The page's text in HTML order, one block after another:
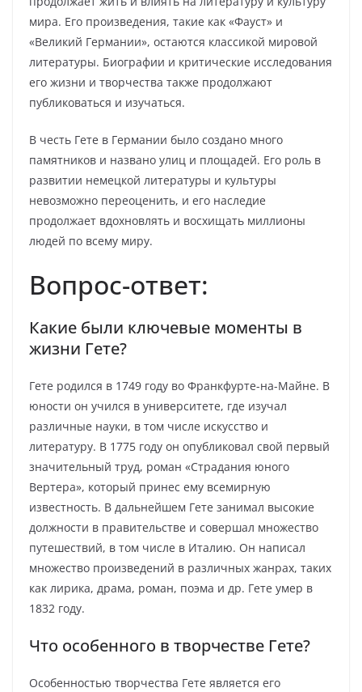
мира. Его произведения, такие как «Фауст» и
«Великий Германии», остаются классикой мировой
литературы. Биографии и критические исследования
его жизни и творчества также продолжают
публиковаться и изучаться.
В честь Гете в Германии было создано много
памятников и названо улиц и площадей. Его роль в
развитии немецкой литературы и культуры
невозможно переоценить, и его наследие
продолжает вдохновлять и восхищать миллионы
людей по всему миру.
Вопрос-ответ:
Какие были ключевые моменты в
жизни Гете?
Гете родился в 1749 году во Франкфурте-на-Майне. В
юности он учился в университете, где изучал
различные науки, в том числе искусство и
литературу. В 1775 году он опубликовал свой первый
значительный труд, роман «Страдания юного
Вертера», который принес ему всемирную
известность. В дальнейшем Гете занимал высокие
должности в правительстве и совершал множество
путешествий, в том числе в Италию. Он написал
множество произведений в различных жанрах, таких
как лирика, драма, роман, поэма и др. Гете умер в
1832 году.
Что особенного в творчестве Гете?
Особенностью творчества Гете является его